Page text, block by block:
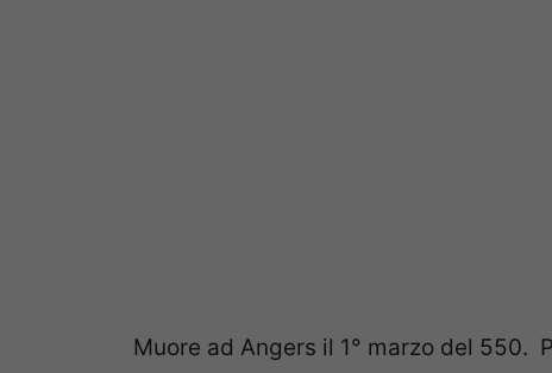
Muore ad Angers il 1° marzo del